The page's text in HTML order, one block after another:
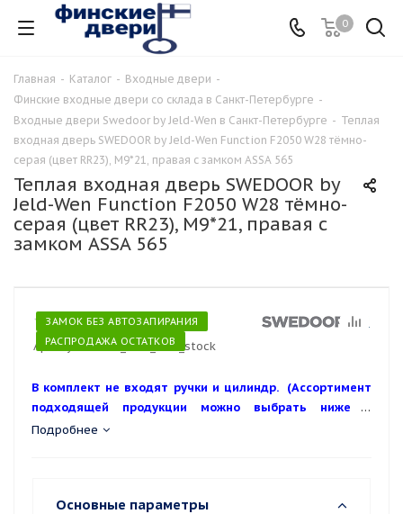
0
Главная - Каталог - Входные двери -
Финские входные двери со склада в Санкт-Петербурге -
Входные двери Swedoor by Jeld-Wen в Санкт-Петербурге - Теплая
входная дверь SWEDOOR by Jeld-Wen Function F2050 W28 тёмно-
серая (цвет RR23), М9*21, правая с замком ASSA 565
Теплая входная дверь SWEDOOR by
Jeld-Wen Function F2050 W28 тёмно-
серая (цвет RR23), М9*21, правая с
замком ASSA 565
ЗАМОК БЕЗ АВТОЗАПИРАНИЯ
РАСПРОДАЖА ОСТАТКОВ
Артикул: f2050_w28_rr23_stock
В комплект не входят ручки и цилиндр. (Ассортимент
подходящей продукции можно выбрать ниже в
аксессуарах или в разделе каталога Фурнитура ABLOY)
Подробнее
Основные параметры